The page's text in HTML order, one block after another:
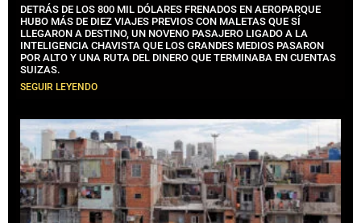
DETRÁS DE LOS 800 MIL DÓLARES FRENADOS EN AEROPARQUE
HUBO MÁS DE DIEZ VIAJES PREVIOS CON MALETAS QUE SÍ
LLEGARON A DESTINO, UN NOVENO PASAJERO LIGADO A LA
INTELIGENCIA CHAVISTA QUE LOS GRANDES MEDIOS PASARON
POR ALTO Y UNA RUTA DEL DINERO QUE TERMINABA EN CUENTAS
SUIZAS.
SEGUIR LEYENDO